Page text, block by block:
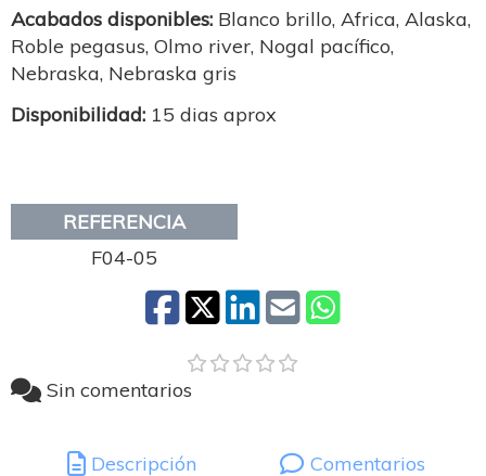
Acabados disponibles: Blanco brillo, Africa, Alaska,
Roble pegasus, Olmo river, Nogal pacífico,
Nebraska, Nebraska gris
Disponibilidad: 15 dias aprox
REFERENCIA
F04-05
Sin comentarios
Descripción Comentarios